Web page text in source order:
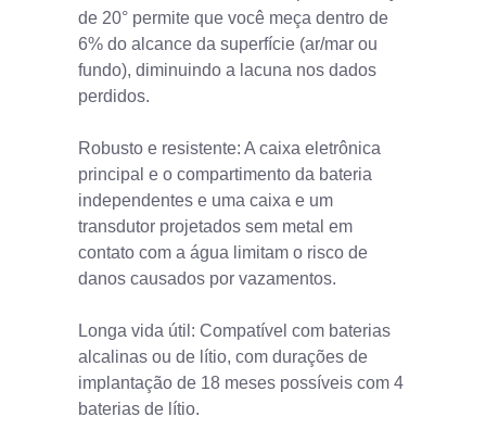
de 20° permite que você meça dentro de
6% do alcance da superfície (ar/mar ou
fundo), diminuindo a lacuna nos dados
perdidos.
Robusto e resistente: A caixa eletrônica
principal e o compartimento da bateria
independentes e uma caixa e um
transdutor projetados sem metal em
contato com a água limitam o risco de
danos causados por vazamentos.
Longa vida útil: Compatível com baterias
alcalinas ou de lítio, com durações de
implantação de 18 meses possíveis com 4
baterias de lítio.